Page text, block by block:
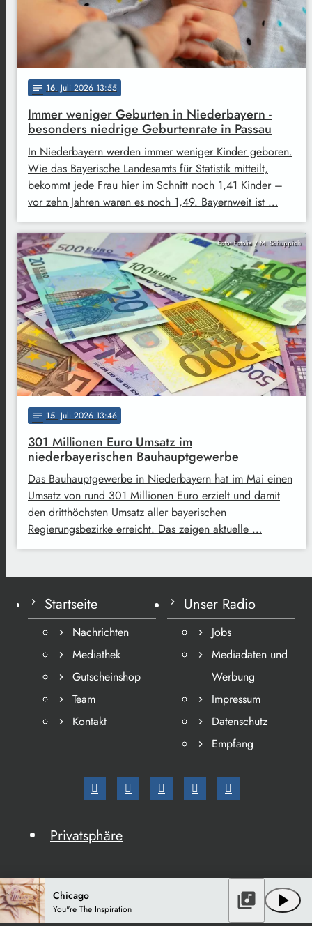
notes 16. Juli 2026 13:55
Immer weniger Geburten in Niederbayern -
besonders niedrige Geburtenrate in Passau
In Niederbayern werden immer weniger Kinder geboren.
Wie das Bayerische Landesamts für Statistik mitteilt,
bekommt jede Frau hier im Schnitt noch 1,41 Kinder –
vor zehn Jahren waren es noch 1,49. Bayernweit ist …
Foto: Fotolia / M. Schuppich
notes 15. Juli 2026 13:46
301 Millionen Euro Umsatz im
niederbayerischen Bauhauptgewerbe
Das Bauhauptgewerbe in Niederbayern hat im Mai einen
Umsatz von rund 301 Millionen Euro erzielt und damit
den dritthöchsten Umsatz aller bayerischen
Regierungsbezirke erreicht. Das zeigen aktuelle …
Startseite
Nachrichten
Mediathek
Gutscheinshop
Team
Kontakt
Unser Radio
Jobs
Mediadaten und
Werbung
Impressum
Datenschutz
Empfang
Privatsphäre
Chicago
You"re The Inspiration play_arrow
library_music